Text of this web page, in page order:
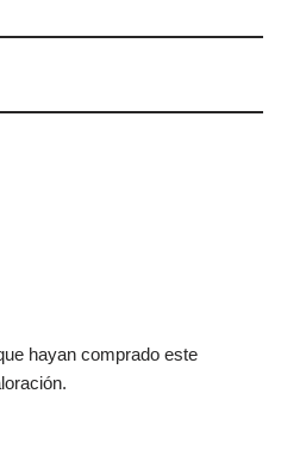
hayan comprado este